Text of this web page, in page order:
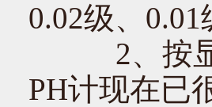
0.02级、
2、按显
PH计现在已